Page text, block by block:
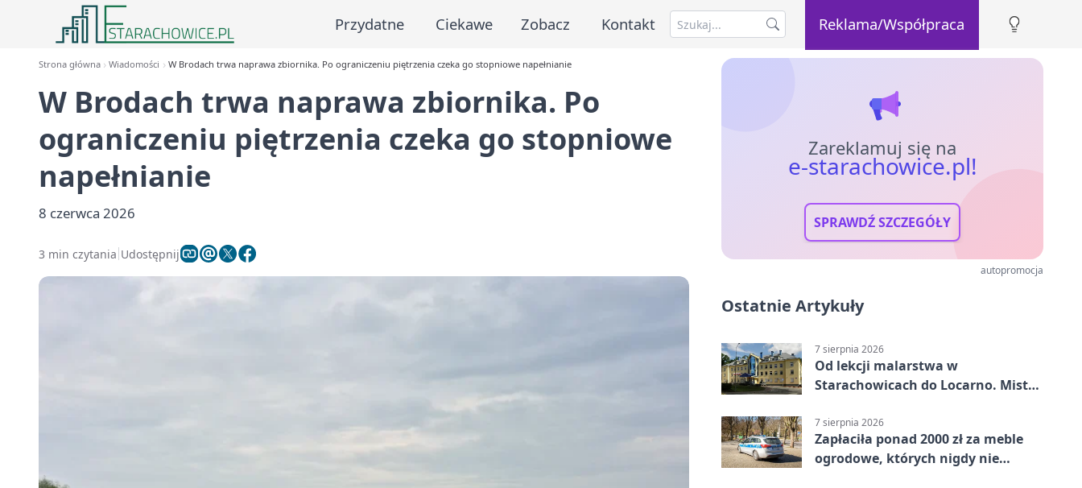
Przydatne Ciekawe Zobacz Kontakt Reklama/Współpraca
Strona główna Wiadomości W Brodach trwa naprawa zbiornika. Po ograniczeniu piętrzenia czeka go stopniowe napełnianie
W Brodach trwa naprawa zbiornika. Po
ograniczeniu piętrzenia czeka go stopniowe
napełnianie
8 czerwca 2026
3 min czytania Udostępnij
Zareklamuj się na
e-starachowice.pl!
SPRAWDŹ SZCZEGÓŁY
autopromocja
Ostatnie Artykuły
7 sierpnia 2026
Od lekcji malarstwa w
Starachowicach do Locarno. Mistrz
7 sierpnia 2026
Zapłaciła ponad 2000 zł za meble
ogrodowe, których nigdy nie